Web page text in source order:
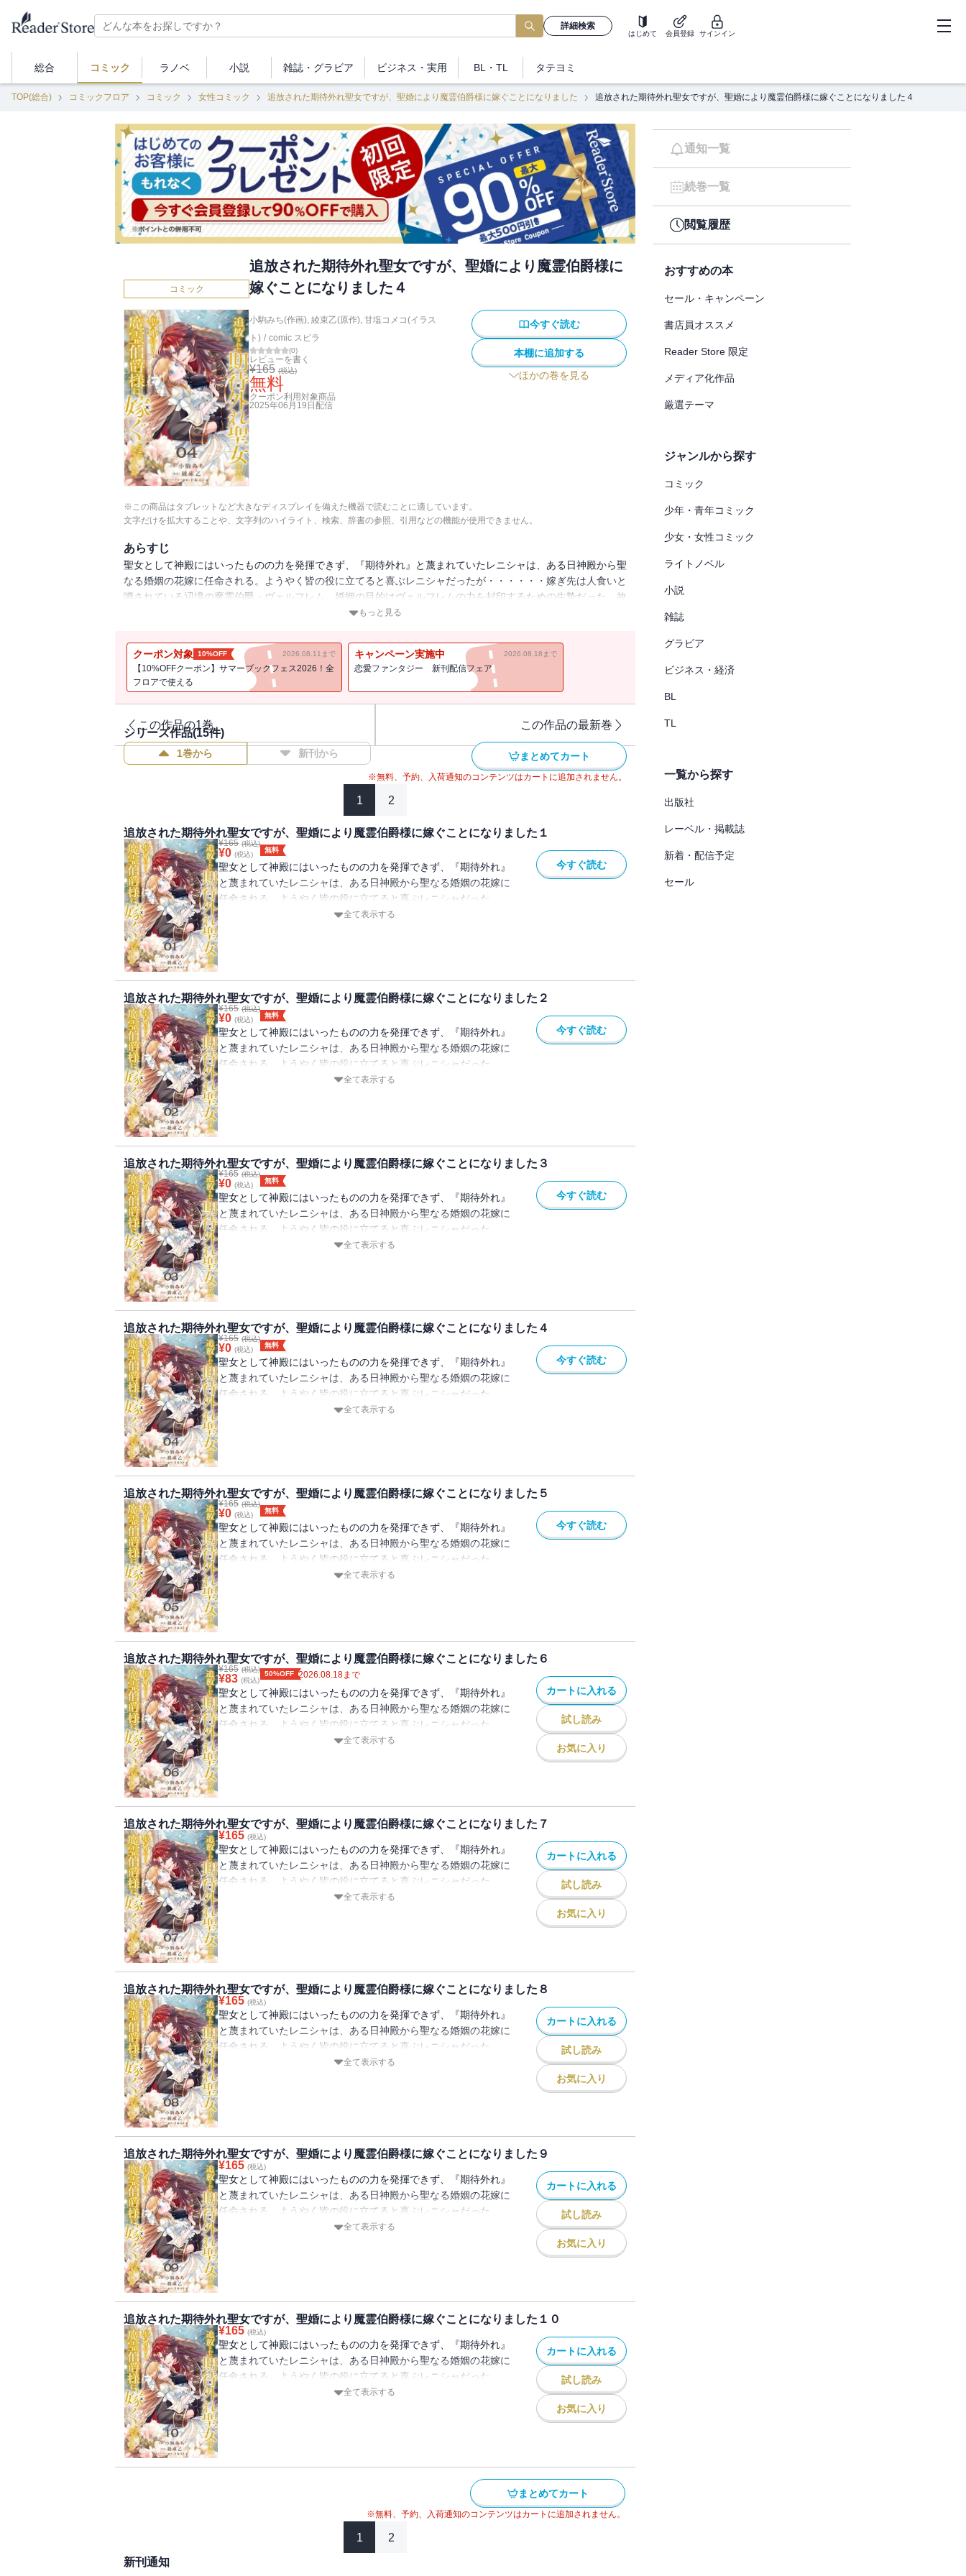
詳細検索
はじめて 会員登録 サインイン
総合 コミック ラノベ 小説 雑誌・ グラビア ビジネス ・実用 BL・TL タテヨミ
TOP(総合) コミックフロア コミック 女性コミック 追放された期待外れ聖女ですが、聖婚により魔霊伯爵様に嫁ぐことになりました 追放された期待外れ聖女ですが、聖婚により魔霊伯爵様に嫁ぐことになりました４
コミック
追放された期待外れ聖女ですが、聖婚により魔霊伯爵様に
嫁ぐことになりました４
小駒みち(作画), 綾束乙(原作), 甘塩コメコ(イラス
ト) / comic スピラ
(0)
レビューを書く
¥165 (税込)
無料
クーポン利用対象商品
2025年06月19日 配信
今すぐ読む
本棚に追加する
ほかの巻を見る
※この商品はタブレットなど大きなディスプレイを備えた機器で読むことに適しています。
文字だけを拡大することや、文字列のハイライト、検索、辞書の参照、引用などの機能が使用できません。
あらすじ
聖女として神殿にはいったものの力を発揮できず、『期待外れ』と蔑まれていたレニシャは、ある日神殿から聖
なる婚姻の花嫁に任命される。ようやく皆の役に立てると喜ぶレニシャだったが・・・・・・嫁ぎ先は人食いと
噂されている辺境の魔霊伯爵・ヴェルフレム。婚姻の目的はヴェルフレムの力を封印するための生贄だった。故
郷ののため、そして聖女として役に立つため、花嫁としての役目を果たそうとするレニシャにヴェルフレムは
純真無垢なお人好し聖女と人嫌いの孤独な伯爵の王道ラブファンタジー！
もっと見る
クーポン対象 10%OFF 2026.08.11まで
【10%OFFクーポン】サマーブックフェス2026！全
フロアで使える
キャンペーン実施中 2026.08.18まで
恋愛ファンタジー 新刊配信フェア
この作品の1巻 この作品の最新巻
シリーズ作品(15件)
1巻から 新刊から まとめてカート
※無料、予約、入荷通知のコンテンツはカートに追加されません。
1 2
追放された期待外れ聖女ですが、聖婚により魔霊伯爵様に嫁ぐことになりました１
¥165 (税込)
¥0 (税込)
無料
聖女として神殿にはいったものの力を発揮できず、『期待外れ』
と蔑まれていたレニシャは、ある日神殿から聖なる婚姻の花嫁に
任命される。ようやく皆の役に立てると喜ぶレニシャだった
が・・・・・・嫁ぎ先は人食いと噂されている辺境の魔霊伯爵・
純真無垢なお人好し聖女と人嫌いの孤独な伯爵の王道ラブファン
タジー！
全て表示する
今すぐ読む
追放された期待外れ聖女ですが、聖婚により魔霊伯爵様に嫁ぐことになりました２
¥165 (税込)
¥0 (税込)
無料
聖女として神殿にはいったものの力を発揮できず、『期待外れ』
と蔑まれていたレニシャは、ある日神殿から聖なる婚姻の花嫁に
任命される。ようやく皆の役に立てると喜ぶレニシャだった
が・・・・・・嫁ぎ先は人食いと噂されている辺境の魔霊伯爵・
純真無垢なお人好し聖女と人嫌いの孤独な伯爵の王道ラブファン
タジー！
全て表示する
今すぐ読む
追放された期待外れ聖女ですが、聖婚により魔霊伯爵様に嫁ぐことになりました３
¥165 (税込)
¥0 (税込)
無料
聖女として神殿にはいったものの力を発揮できず、『期待外れ』
と蔑まれていたレニシャは、ある日神殿から聖なる婚姻の花嫁に
任命される。ようやく皆の役に立てると喜ぶレニシャだった
が・・・・・・嫁ぎ先は人食いと噂されている辺境の魔霊伯爵・
婚』を拒否してきてーー！？
純真無垢なお人好し聖女と人嫌いの孤独な伯爵の王道ラブファン
タジー！
全て表示する
今すぐ読む
追放された期待外れ聖女ですが、聖婚により魔霊伯爵様に嫁ぐことになりました４
¥165 (税込)
¥0 (税込)
無料
聖女として神殿にはいったものの力を発揮できず、『期待外れ』
と蔑まれていたレニシャは、ある日神殿から聖なる婚姻の花嫁に
任命される。ようやく皆の役に立てると喜ぶレニシャだった
が・・・・・・嫁ぎ先は人食いと噂されている辺境の魔霊伯爵・
婚』を拒否してきてーー！？
純真無垢なお人好し聖女と人嫌いの孤独な伯爵の王道ラブファン
タジー！
全て表示する
今すぐ読む
追放された期待外れ聖女ですが、聖婚により魔霊伯爵様に嫁ぐことになりました５
¥165 (税込)
¥0 (税込)
無料
聖女として神殿にはいったものの力を発揮できず、『期待外れ』
と蔑まれていたレニシャは、ある日神殿から聖なる婚姻の花嫁に
任命される。ようやく皆の役に立てると喜ぶレニシャだった
が・・・・・・嫁ぎ先は人食いと噂されている辺境の魔霊伯爵・
婚』を拒否してきてーー！？
純真無垢なお人好し聖女と人嫌いの孤独な伯爵の王道ラブファン
タジー！
全て表示する
今すぐ読む
追放された期待外れ聖女ですが、聖婚により魔霊伯爵様に嫁ぐことになりました６
¥165 (税込)
¥83 (税込)
50%OFF 2026.08.18まで
聖女として神殿にはいったものの力を発揮できず、『期待外れ』
と蔑まれていたレニシャは、ある日神殿から聖なる婚姻の花嫁に
任命される。ようやく皆の役に立てると喜ぶレニシャだった
が・・・・・・嫁ぎ先は人食いと噂されている辺境の魔霊伯爵・
純真無垢なお人好し聖女と人嫌いの孤独な伯爵の王道ラブファン
タジー！
全て表示する
カートに入れる
試し読み
お気に入り
追放された期待外れ聖女ですが、聖婚により魔霊伯爵様に嫁ぐことになりました７
¥165 (税込)
聖女として神殿にはいったものの力を発揮できず、『期待外れ』
と蔑まれていたレニシャは、ある日神殿から聖なる婚姻の花嫁に
任命される。ようやく皆の役に立てると喜ぶレニシャだった
が・・・・・・嫁ぎ先は人食いと噂されている辺境の魔霊伯爵・
純真無垢なお人好し聖女と人嫌いの孤独な伯爵の王道ラブファン
タジー！
全て表示する
カートに入れる
試し読み
お気に入り
追放された期待外れ聖女ですが、聖婚により魔霊伯爵様に嫁ぐことになりました８
¥165 (税込)
聖女として神殿にはいったものの力を発揮できず、『期待外れ』
と蔑まれていたレニシャは、ある日神殿から聖なる婚姻の花嫁に
任命される。ようやく皆の役に立てると喜ぶレニシャだった
が・・・・・・嫁ぎ先は人食いと噂されている辺境の魔霊伯爵・
タジー！
全て表示する
カートに入れる
試し読み
お気に入り
追放された期待外れ聖女ですが、聖婚により魔霊伯爵様に嫁ぐことになりました９
¥165 (税込)
聖女として神殿にはいったものの力を発揮できず、『期待外れ』
と蔑まれていたレニシャは、ある日神殿から聖なる婚姻の花嫁に
任命される。ようやく皆の役に立てると喜ぶレニシャだった
が・・・・・・嫁ぎ先は人食いと噂されている辺境の魔霊伯爵・
純真無垢なお人好し聖女と人嫌いの孤独な伯爵の王道ラブファン
タジー！
全て表示する
カートに入れる
試し読み
お気に入り
追放された期待外れ聖女ですが、聖婚により魔霊伯爵様に嫁ぐことになりました１０
¥165 (税込)
聖女として神殿にはいったものの力を発揮できず、『期待外れ』
と蔑まれていたレニシャは、ある日神殿から聖なる婚姻の花嫁に
任命される。ようやく皆の役に立てると喜ぶレニシャだった
が・・・・・・嫁ぎ先は人食いと噂されている辺境の魔霊伯爵・
純真無垢なお人好し聖女と人嫌いの孤独な伯爵の王道ラブファン
全て表示する
カートに入れる
試し読み
お気に入り
まとめてカート
※無料、予約、入荷通知のコンテンツはカートに追加されません。
1 2
新刊通知
通知一覧
続巻一覧
閲覧履歴
おすすめの本
セール・キャンペーン
書店員オススメ
Reader Store 限定
メディア化作品
厳選テーマ
ジャンルから探す
コミック
少年・青年コミック
少女・女性コミック
ライトノベル
小説
雑誌
グラビア
ビジネス・経済
BL
TL
一覧から探す
出版社
レーベル・掲載誌
新着・配信予定
セール